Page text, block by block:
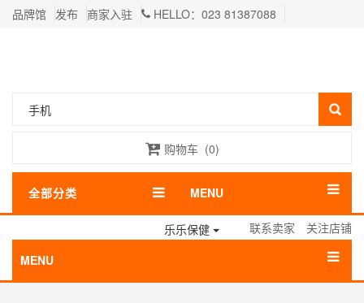
品牌馆 发布 商家入驻 HELLO：023 81387088
购物车 (0)
全部分类 MENU
乐乐保健 联系卖家
关注店铺
MENU